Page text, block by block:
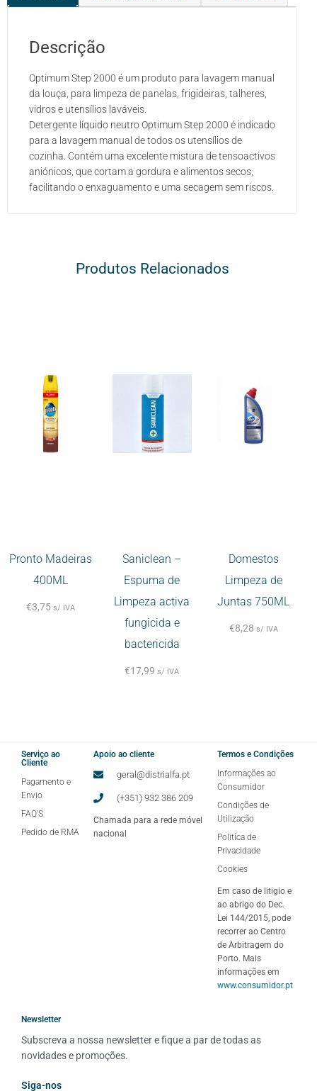
Descrição
Optimum Step 2000 é um produto para lavagem manual
da louça, para limpeza de panelas, frigideiras, talheres,
vidros e utensílios laváveis.
Detergente líquido neutro Optimum Step 2000 é indicado
para a lavagem manual de todos os utensílios de
cozinha. Contém uma excelente mistura de tensoactivos
aniónicos, que cortam a gordura e alimentos secos,
facilitando o enxaguamento e uma secagem sem riscos.
Produtos Relacionados
Pronto Madeiras
400ML
€3,75 s/ IVA
Saniclean –
Espuma de
Limpeza activa
fungicida e
bactericida
€17,99 s/ IVA
Domestos
Limpeza de
Juntas 750ML
€8,28 s/ IVA
Serviço ao
Cliente
Pagamento e
Envio
FAQ'S
Pedido de RMA
Apoio ao cliente
geral@distrialfa.pt
(+351) 932 386 209
Chamada para a rede móvel
nacional
Termos e Condições
Informações ao
Consumidor
Condições de
Utilização
Politíca de
Privacidade
Cookies
Em caso de litigio e
ao abrigo do Dec.
Lei 144/2015, pode
recorrer ao Centro
de Arbitragem do
Porto. Mais
informações em
www.consumidor.pt
Newsletter
Subscreva a nossa newsletter e fique a par de todas as
novidades e promoções.
Siga-nos